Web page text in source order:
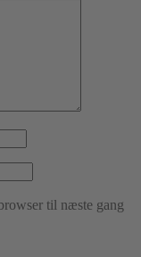
til næste gang